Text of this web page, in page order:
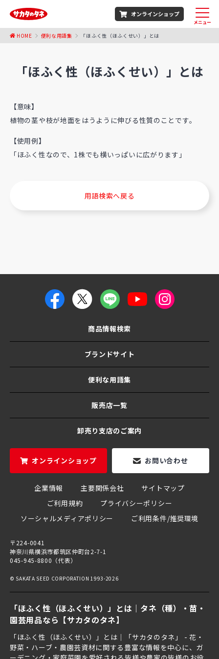
「ほふく性（ほふくせい）」とは｜タネ（種）・苗・
園芸用品なら【サカタのタネ】
「ほふく性（ほふくせい）」とは｜「サカタのタネ」 - 花・
野菜・ハーブ・農園芸資材に関する豊富な情報を中心に、ガ
オンラインショップ
メニュー
HOME 便利な用語集 「ほふく性（ほふくせい）」とは
「ほふく性（ほふくせい）」とは
【意味】
植物の茎や枝が地面をはうように伸びる性質のことです。
【使用例】
「ほふく性なので、1株でも横いっぱいに広がります」
用語検索へ戻る
商品情報検索
ブランドサイト
便利な用語集
販売店一覧
卸売り支店のご案内
オンラインショップ お問い合わせ
企業情報 主要関係会社
サイトマップ
ご利用規約
プライバシーポリシー
ソーシャルメディアポリシー
ご利用条件/推奨環境
〒224-0041
神奈川県横浜市都筑区仲町台2-7-1
045-945-8800（代表）
© SAKATA SEED CORPORATION 1993-2026